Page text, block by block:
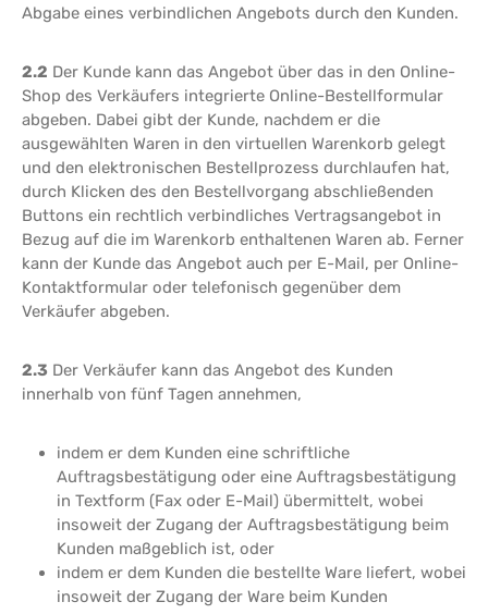
Abgabe eines verbindlichen Angebots durch den Kunden.
2.2 Der Kunde kann das Angebot über das in den Online-
Shop des Verkäufers integrierte Online-Bestellformular
abgeben. Dabei gibt der Kunde, nachdem er die
ausgewählten Waren in den virtuellen Warenkorb gelegt
und den elektronischen Bestellprozess durchlaufen hat,
durch Klicken des den Bestellvorgang abschließenden
Buttons ein rechtlich verbindliches Vertragsangebot in
Bezug auf die im Warenkorb enthaltenen Waren ab. Ferner
kann der Kunde das Angebot auch per E-Mail, per Online-
Kontaktformular oder telefonisch gegenüber dem
Verkäufer abgeben.
2.3 Der Verkäufer kann das Angebot des Kunden
innerhalb von fünf Tagen annehmen,
indem er dem Kunden eine schriftliche
Auftragsbestätigung oder eine Auftragsbestätigung
in Textform (Fax oder E-Mail) übermittelt, wobei
insoweit der Zugang der Auftragsbestätigung beim
Kunden maßgeblich ist, oder
indem er dem Kunden die bestellte Ware liefert, wobei
insoweit der Zugang der Ware beim Kunden